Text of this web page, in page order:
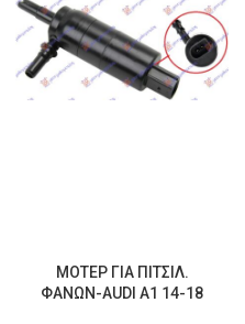
ΜΟΤΕΡ ΓΙΑ ΠΙΤΣΙΛ.
ΦΑΝΩΝ-AUDI A1 14-18